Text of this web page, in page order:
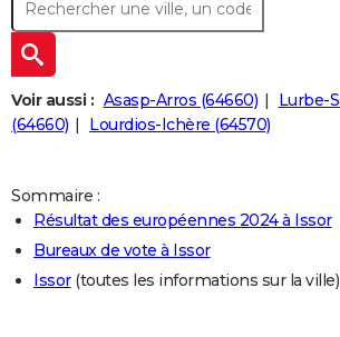
Retraite
Impôts
Epargne
Immobilier
Risques naturels par ville
Banque
Assurance
Crédit
AUTO
Essais
Réserver un essai
Citadines
Berlines
SUV
Forum auto
+
HIGH-TECH
Mobiles
Meilleur smartphone
Internet
Ordinateurs
Jeux vidéo
Guide high-tech
+
BRICOLAGE
Guides de France
Escapades
Patrimoine
Expositions
Musées
Week-end nature
LIFESTYLE
Art de vivre
Bien-être
Loisirs
Mode
Modes de vie
Voir aussi : Asasp-Arros (64660)
Lurbe-
(64660)
Lourdios-Ichère (64570)
Sommaire :
Résultat des européennes 2024 à Issor
Bureaux de vote à Issor
Issor(toutes les informations sur la ville)